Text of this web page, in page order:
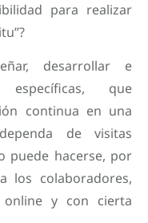
para realizar
desarrollar e
específicas, que
continua en una
de visitas
puede hacerse, por
los colaboradores,
y con cierta